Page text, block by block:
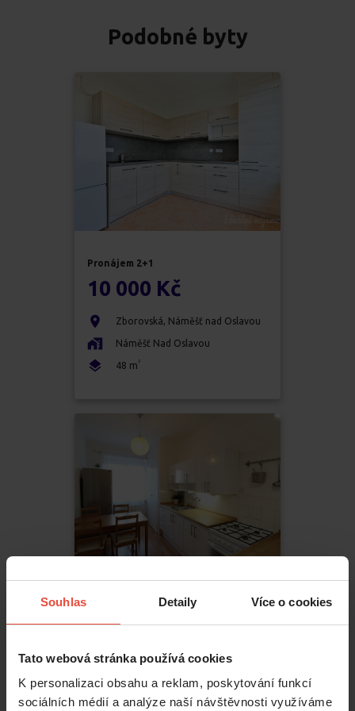
Souhlas Detaily Více o cookies
Tato webová stránka používá cookies
K personalizaci obsahu a reklam, poskytování funkcí
sociálních médií a analýze naší návštěvnosti využíváme
Podobné byty
Pronájem 2+1
10 000 Kč
Zborovská, Náměšť nad Oslavou
Náměšť Nad Oslavou
48 m 2
23 100 Kč
Jerevanská,Praha
Vršovice
64m2